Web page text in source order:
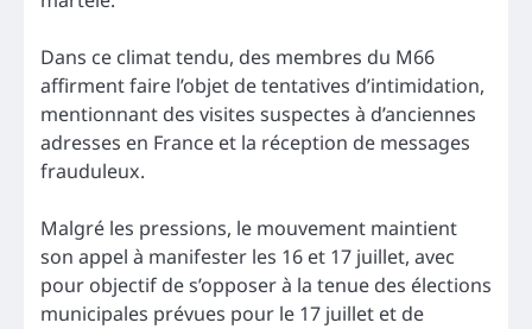
Dans ce climat tendu, des membres du M66
affirment faire l’objet de tentatives d’intimidation,
mentionnant des visites suspectes à d’anciennes
adresses en France et la réception de messages
frauduleux.
Malgré les pressions, le mouvement maintient
son appel à manifester les 16 et 17 juillet, avec
pour objectif de s’opposer à la tenue des élections
municipales prévues pour le 17 juillet et de